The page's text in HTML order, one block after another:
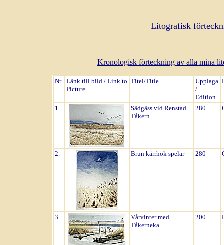
Litografisk
Kronologisk förteckning av alla mina
Nr
Länk till bild / Link to
Picture
Titel/Title
Upplaga
/
Edition
1.
Sädgäss vid Renstad
Tåkern
280
2. Brun kärrhök spelar 280
3.
Vårvinter med
Tåkerneka
200